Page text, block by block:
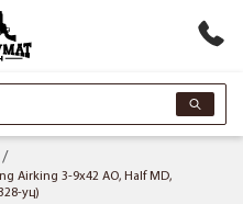
Airking 3-9x42 AO, Half MD,
уц)